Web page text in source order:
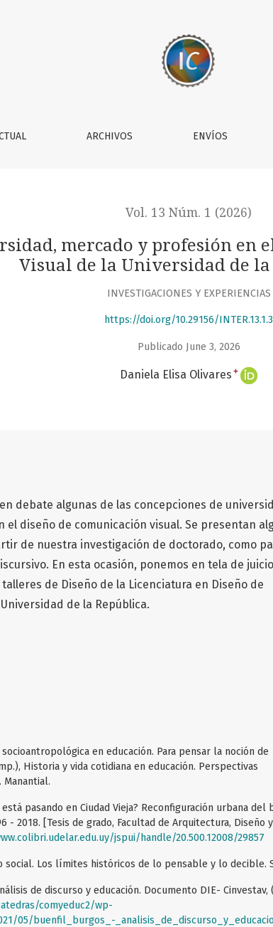
profesión en el taller de Diseño de Comunicación
ARCHIVOS ENVÍOS
Vol. 13 Núm. 1 (2026)
mercado y profesión en
Visual de la Universidad de
INVESTIGACIONES Y EXPERIENCIAS
https://doi.org/10.29156/INTER.13.1.3
Publicado June 3, 2026
Daniela Elisa Olivares +
debate algunas de las concepciones de
el diseño de comunicación visual. Se presentan
de nuestra investigación de doctorado, como
En esta ocasión, ponemos en tela de
de Diseño de la Licenciatura en Diseño de
de la República.
en educación. Para pensar la noción de
Historia y vida cotidiana en educación. Perspectivas
está pasando en Ciudad Vieja? Reconfiguración urbana del
- 2018. [Tesis de grado, Facultad de Arquitectura, Diseño y
jspui/handle/20.500.12008/29857
social. Los límites históricos de lo pensable y lo decible.
de discurso y educación. Documento DIE- Cinvestav,
comyeduc2/wp-
05/buenfil_burgos_-